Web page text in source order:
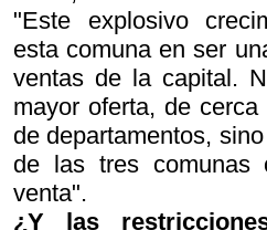
"Este explosivo
esta comuna en ser
ventas de la capital.
mayor oferta, de
de departamentos,
de las tres comunas
venta".
¿Y las